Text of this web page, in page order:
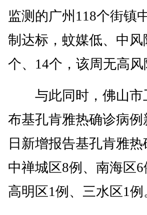
监测的广州118个街镇
制达标，蚊媒低、中
个、14个，该周无高风
与此同时，佛山市
布基孔肯雅热确诊病
日新增报告基孔肯雅
中禅城区8例、南海区
高明区1例、三水区1例